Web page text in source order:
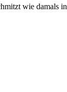
wie damals in